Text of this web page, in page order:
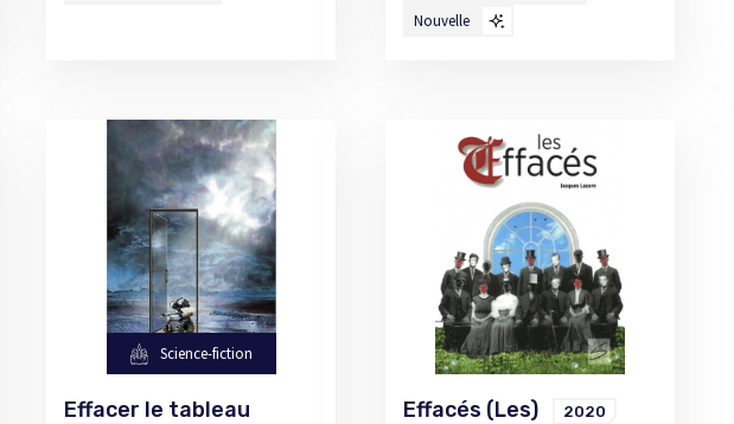
Nouvelle
Science-fiction
Effacer le tableau Effacés (Les) 2020